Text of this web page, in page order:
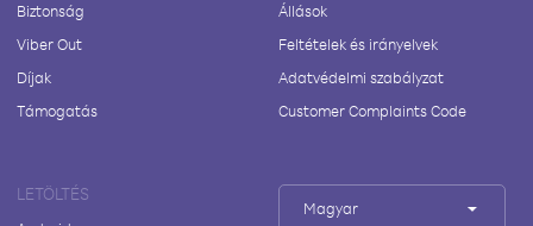
Biztonság
Viber Out
Díjak
Támogatás
Állások
Feltételek és irányelvek
Adatvédelmi szabályzat
Customer Complaints Code
LETÖLTÉS
Magyar